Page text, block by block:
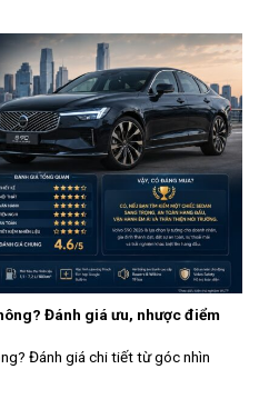
Đánh giá ưu, nhược điểm
Đánh giá chi tiết từ góc nhìn